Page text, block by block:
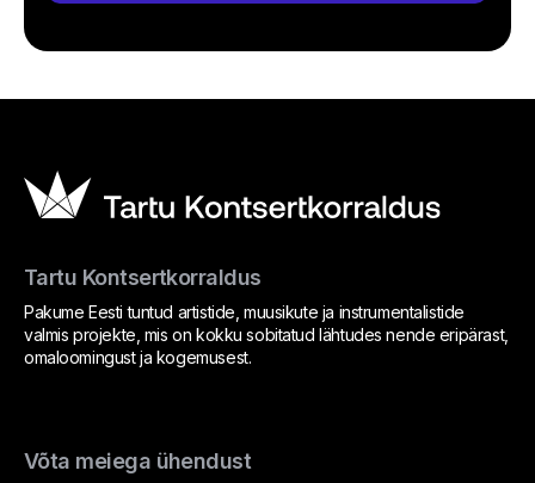
Tartu Kontsertkorraldus
Pakume Eesti tuntud artistide, muusikute ja instrumentalistide
valmis projekte, mis on kokku sobitatud lähtudes nende eripärast,
omaloomingust ja kogemusest.
Võta meiega ühendust